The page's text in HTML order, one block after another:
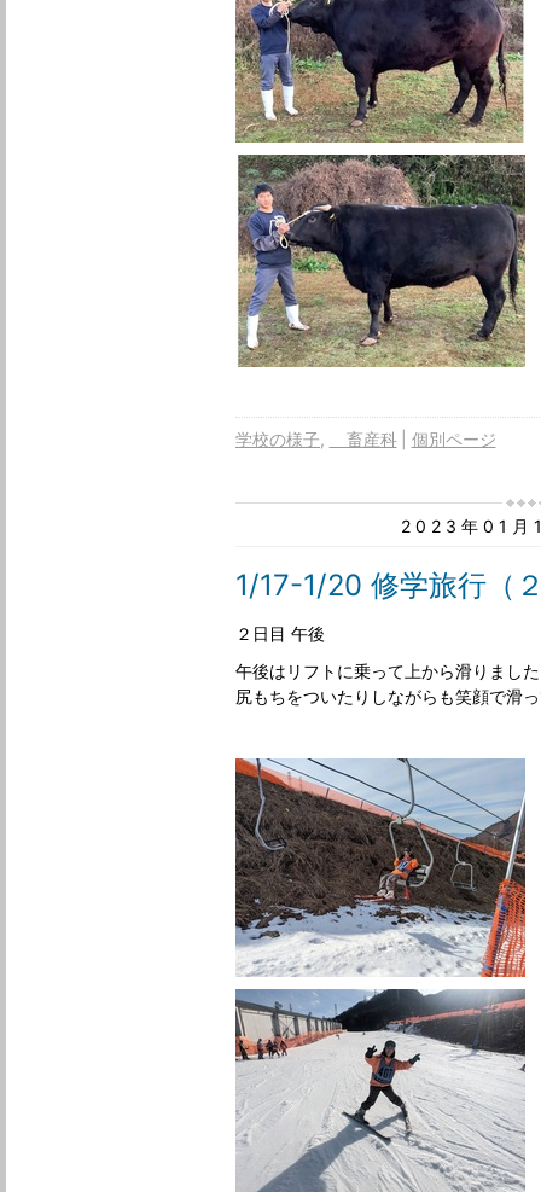
学校の様子 畜産科 個別ページ
2023年01月
1/17-1/20 修学旅行（
２日目 午後
午後はリフトに乗って上から滑りまし
尻もちをついたりしながらも笑顔で滑